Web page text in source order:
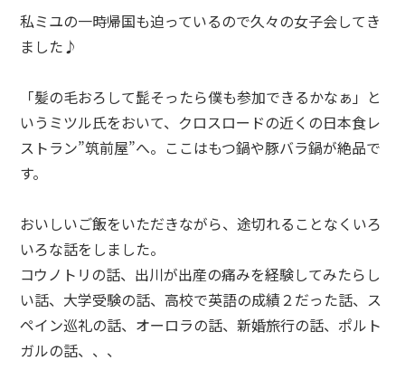
私ミユの一時帰国も迫っているので久々の女子会してき
ました♪
「髪の毛おろして髭そったら僕も参加できるかなぁ」と
いうミツル氏をおいて、クロスロードの近くの日本食レ
ストラン”筑前屋”へ。ここはもつ鍋や豚バラ鍋が絶品で
す。
おいしいご飯をいただきながら、途切れることなくいろ
いろな話をしました。
コウノトリの話、出川が出産の痛みを経験してみたらし
い話、大学受験の話、高校で英語の成績２だった話、ス
ペイン巡礼の話、オーロラの話、新婚旅行の話、ポルト
ガルの話、、、